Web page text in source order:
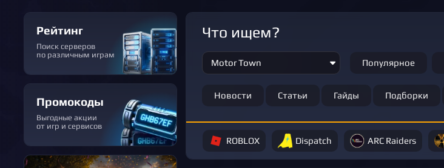
Рейтинг
Поиск серверов
по различным играм
Промокоды
Выгодные акции
от игр и сервисов
Что ищем?
Популярное
Новости Статьи Гайды Подборки
ROBLOX Dispatch ARC Raiders